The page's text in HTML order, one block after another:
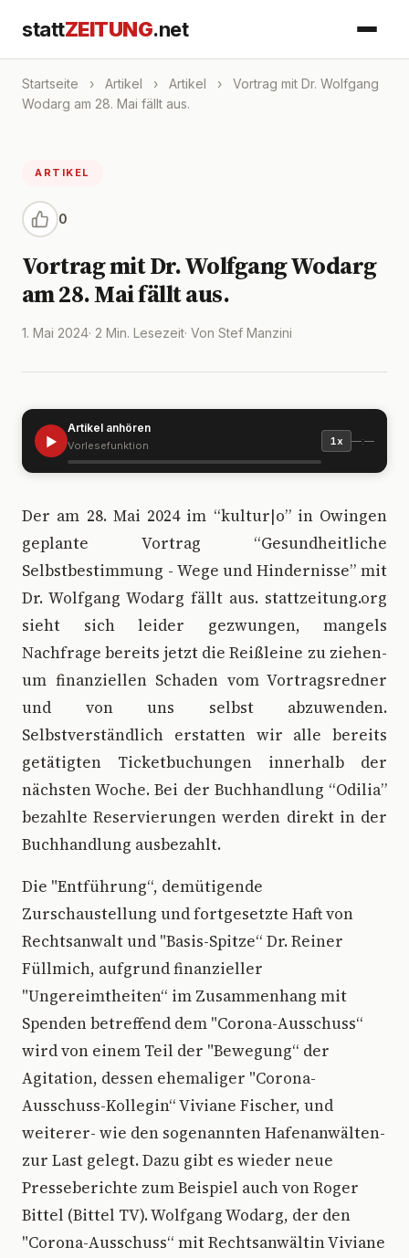
stattZEITUNG.net
Startseite › Artikel › Artikel ›
Vortrag mit Dr. Wolfgang
Wodarg am 28. Mai fällt aus.
ARTIKEL
0
Vortrag mit Dr. Wolfgang Wodarg
am 28. Mai fällt aus.
1. Mai 2024· 2 Min. Lesezeit· Von Stef Manzini
▶
Artikel anhören
Vorlesefunktion 1x —:—
Der am 28. Mai 2024 im “kultur|o” in Owingen
geplante Vortrag “Gesundheitliche
Selbstbestimmung - Wege und Hindernisse” mit
Dr. Wolfgang Wodarg fällt aus. stattzeitung.org
sieht sich leider gezwungen, mangels
Nachfrage bereits jetzt die Reißleine zu ziehen-
um finanziellen Schaden vom Vortragsredner
und von uns selbst abzuwenden.
Selbstverständlich erstatten wir alle bereits
getätigten Ticketbuchungen innerhalb der
nächsten Woche. Bei der Buchhandlung “Odilia”
bezahlte Reservierungen werden direkt in der
Buchhandlung ausbezahlt.
Die "Entführung“, demütigende
Zurschaustellung und fortgesetzte Haft von
Rechtsanwalt und "Basis-Spitze“ Dr. Reiner
Füllmich, aufgrund finanzieller
"Ungereimtheiten“ im Zusammenhang mit
Spenden betreffend dem "Corona-Ausschuss“
wird von einem Teil der "Bewegung“ der
Agitation, dessen ehemaliger "Corona-
Ausschuss-Kollegin“ Viviane Fischer, und
weiterer- wie den sogenannten Hafenanwälten-
zur Last gelegt. Dazu gibt es wieder neue
Presseberichte zum Beispiel auch von Roger
Bittel (Bittel TV). Wolfgang Wodarg, der den
"Corona-Ausschuss“ mit Rechtsanwältin Viviane